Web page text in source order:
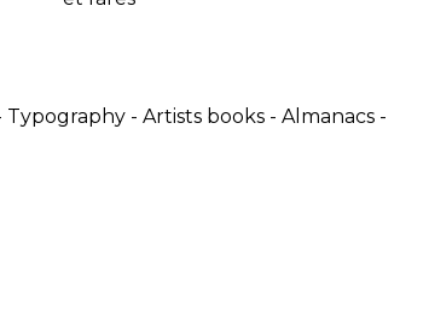
- Artists books - Almanacs -